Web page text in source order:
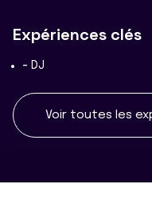
Expériences clés
- DJ
Voir toutes les